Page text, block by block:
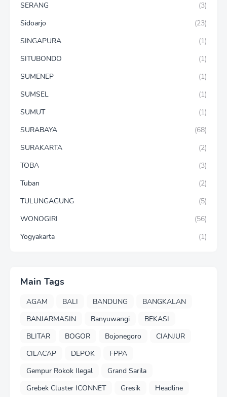
SERANG
(3)
Sidoarjo
(23)
SINGAPURA
(1)
SITUBONDO
(1)
SUMENEP
(1)
SUMSEL
(1)
SUMUT
(1)
SURABAYA
(68)
SURAKARTA
(2)
TOBA
(3)
Tuban
(2)
TULUNGAGUNG
(5)
WONOGIRI
(56)
Yogyakarta
(1)
Main Tags
AGAM BALI BANDUNG
BANGKALAN
BANJARMASIN
Banyuwangi
BEKASI
BLITAR
BOGOR Bojonegoro
CIANJUR
CILACAP
DEPOK
FPPA
Gempur Rokok Ilegal
Grand Sarila
Grebek Cluster ICONNET
Gresik
Headline